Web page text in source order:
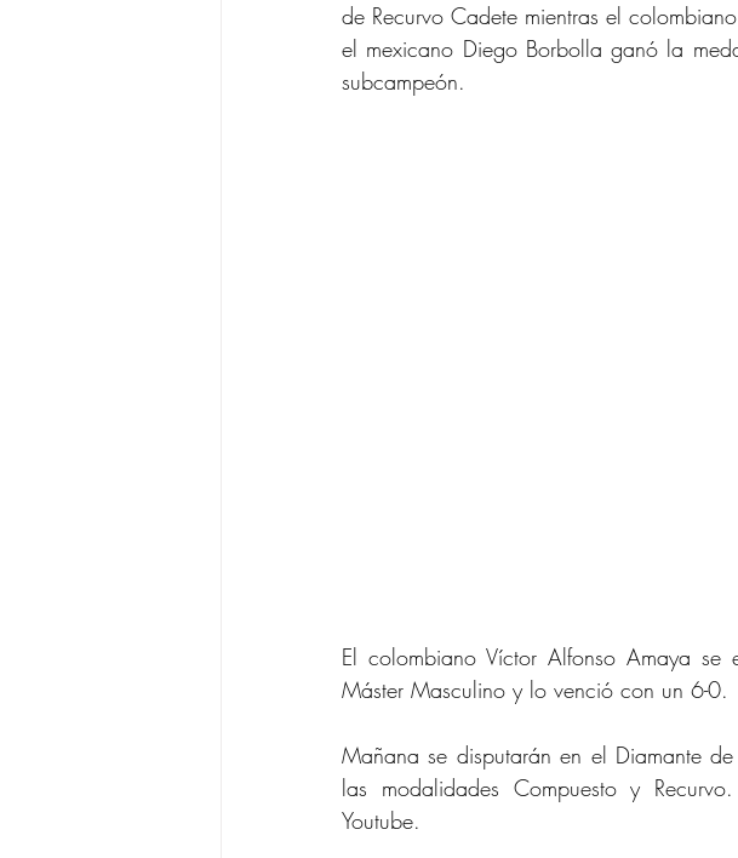
de Recurvo Cadete mientras el
el mexicano Diego Borbolla ganó la
subcampeón.
El colombiano Víctor Alfonso Amaya se
Máster Masculino y lo venció con un 6-0.
Mañana se disputarán en el Diamante
las modalidades Compuesto y
Youtube.